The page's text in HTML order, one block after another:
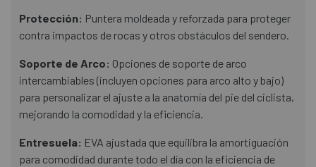
Protección: Puntera moldeada y reforzada para proteger
contra impactos de rocas y otros obstáculos del sendero.
Soporte de Arco: Opciones de soporte de arco
intercambiables (incluyen opciones para arco alto y bajo)
para personalizar el ajuste a la anatomía del pie del ciclista,
mejorando la comodidad y la eficiencia.
Entresuela: EVA ajustada que equilibra la amortiguación
para comodidad durante todo el día con la eficiencia de